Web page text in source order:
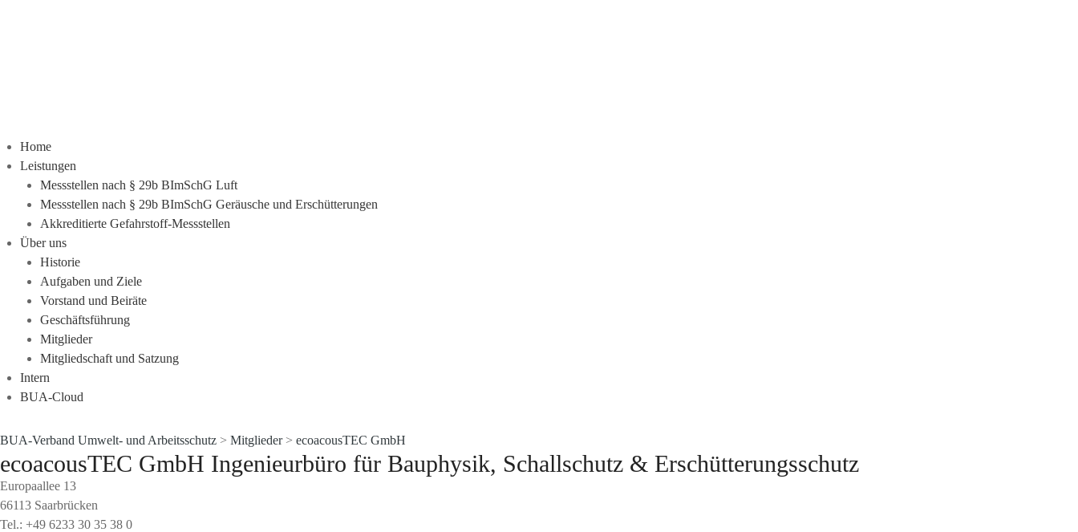
Home
Leistungen
Messstellen nach § 29b BImSchG Luft
Messstellen nach § 29b BImSchG Geräusche und Erschütterungen
Akkreditierte Gefahrstoff-Messstellen
Über uns
Historie
Aufgaben und Ziele
Vorstand und Beiräte
Geschäftsführung
Mitglieder
Mitgliedschaft und Satzung
Intern
BUA-Cloud
BUA-Verband Umwelt- und Arbeitsschutz > Mitglieder> ecoacousTEC GmbH
ecoacousTEC GmbH Ingenieurbüro für Bauphysik, Schallschutz & Erschütterungsschutz
Europaallee 13
66113 Saarbrücken
Tel.: +49 6233 30 35 38 0